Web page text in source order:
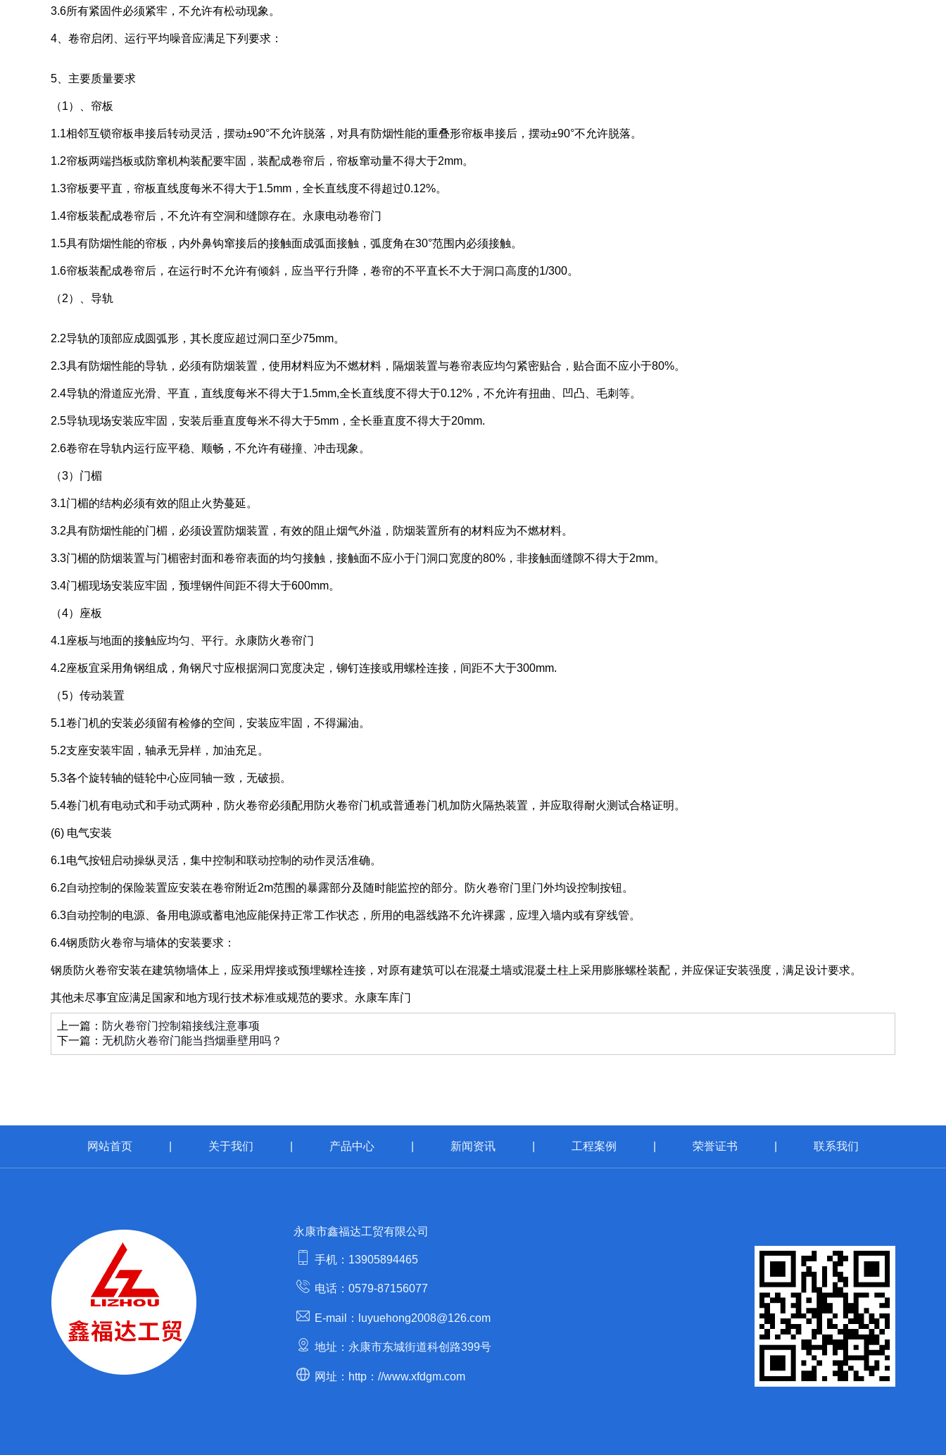
3.6所有紧固件必须紧牢，不允许有松动现象。
4、卷帘启闭、运行平均噪音应满足下列要求：
5、主要质量要求
（1）、帘板
1.1相邻互锁帘板串接后转动灵活，摆动±90°不允许脱落，对具有防烟性能的重叠形帘板串接后，摆动±90°不允许脱落。
1.2帘板两端挡板或防窜机构装配要牢固，装配成卷帘后，帘板窜动量不得大于2mm。
1.3帘板要平直，帘板直线度每米不得大于1.5mm，全长直线度不得超过0.12%。
1.4帘板装配成卷帘后，不允许有空洞和缝隙存在。 永康电动卷帘门
1.5具有防烟性能的帘板，内外鼻钩窜接后的接触面成弧面接触，弧度角在30°范围内必须接触。
1.6帘板装配成卷帘后，在运行时不允许有倾斜，应当平行升降，卷帘的不平直长不大于洞口高度的1/300。
（2）、导轨
2.2导轨的顶部应成圆弧形，其长度应超过洞口至少75mm。
2.3具有防烟性能的导轨，必须有防烟装置，使用材料应为不燃材料，隔烟装置与卷帘表应均匀紧密贴合，贴合面不应小于80%。
2.4导轨的滑道应光滑、平直，直线度每米不得大于1.5mm,全长直线度不得大于0.12%，不允许有扭曲、凹凸、毛刺等。
2.5导轨现场安装应牢固，安装后垂直度每米不得大于5mm，全长垂直度不得大于20mm.
2.6卷帘在导轨内运行应平稳、顺畅，不允许有碰撞、冲击现象。
（3）门楣
3.1门楣的结构必须有效的阻止火势蔓延。
3.2具有防烟性能的门楣，必须设置防烟装置，有效的阻止烟气外溢，防烟装置所有的材料应为不燃材料。
3.3门楣的防烟装置与门楣密封面和卷帘表面的均匀接触，接触面不应小于门洞口宽度的80%，非接触面缝隙不得大于2mm。
3.4门楣现场安装应牢固，预埋钢件间距不得大于600mm。
（4）座板
4.1座板与地面的接触应均匀、平行。 永康防火卷帘门
4.2座板宜采用角钢组成，角钢尺寸应根据洞口宽度决定，铆钉连接或用螺栓连接，间距不大于300mm.
（5）传动装置
5.1卷门机的安装必须留有检修的空间，安装应牢固，不得漏油。
5.2支座安装牢固，轴承无异样，加油充足。
5.3各个旋转轴的链轮中心应同轴一致，无破损。
5.4卷门机有电动式和手动式两种，防火卷帘必须配用防火卷帘门机或普通卷门机加防火隔热装置，并应取得耐火测试合格证明。
(6) 电气安装
6.1电气按钮启动操纵灵活，集中控制和联动控制的动作灵活准确。
6.2自动控制的保险装置应安装在卷帘附近2m范围的暴露部分及随时能监控的部分。防火卷帘门里门外均设控制按钮。
6.3自动控制的电源、备用电源或蓄电池应能保持正常工作状态，所用的电器线路不允许裸露，应埋入墙内或有穿线管。
6.4钢质防火卷帘与墙体的安装要求：
钢质防火卷帘安装在建筑物墙体上，应采用焊接或预埋螺栓连接，对原有建筑可以在混凝土墙或混凝土柱上采用膨胀螺栓装配，并应保证安装强度，满足设计要求。
其他未尽事宜应满足国家和地方现行技术标准或规范的要求。 永康车库门
上一篇： 防火卷帘门控制箱接线注意事项
下一篇： 无机防火卷帘门能当挡烟垂壁用吗？
网站首页 关于我们 产品中心 新闻资讯 工程案例 荣誉证书 联系我们
永康市鑫福达工贸有限公司
手机：13905894465
电话：0579-87156077
E-mail：luyuehong2008@126.com
地址：永康市东城街道科创路399号
网址：http：//www.xfdgm.com